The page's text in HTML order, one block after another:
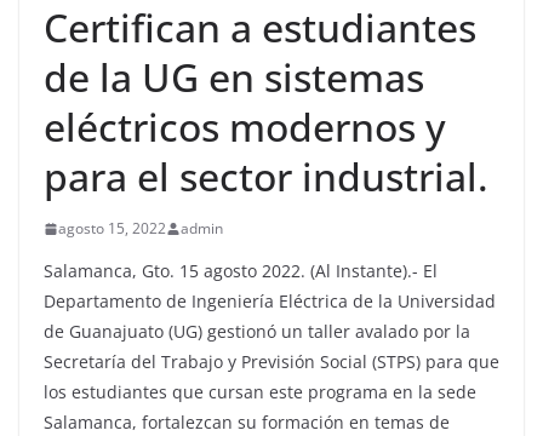
Certifican a estudiantes
de la UG en sistemas
eléctricos modernos y
para el sector industrial.
agosto 15, 2022 admin
Salamanca, Gto. 15 agosto 2022. (Al Instante).- El
Departamento de Ingeniería Eléctrica de la Universidad
de Guanajuato (UG) gestionó un taller avalado por la
Secretaría del Trabajo y Previsión Social (STPS) para que
los estudiantes que cursan este programa en la sede
Salamanca, fortalezcan su formación en temas de